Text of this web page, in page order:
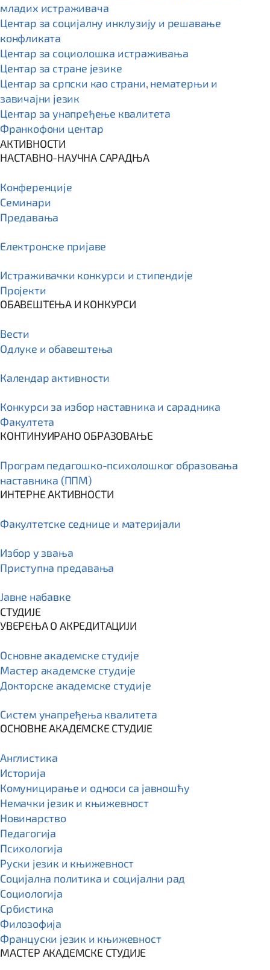
младих истраживача
Центар за социјалну инклузију и решавање
конфликата
Центар за социолошка истраживања
Центар за стране језике
Центар за српски као страни, нематерњи и
завичајни језик
Центар за унапређење квалитета
Франкофони центар
АКТИВНОСТИ
НАСТАВНО-НАУЧНА САРАДЊА
Конференције
Семинари
Предавања
Електронске пријаве
Истраживачки конкурси и стипендије
Пројекти
ОБАВЕШТЕЊА И КОНКУРСИ
Вести
Одлуке и обавештења
Календар активности
Конкурси за избор наставника и сарадника
Факултета
КОНТИНУИРАНО ОБРАЗОВАЊЕ
Програм пeдагошко-психолошког образовања
наставника (ППМ)
ИНТЕРНЕ АКТИВНОСТИ
Факултетске седнице и материјали
Избор у звања
Приступна предавања
Јавне набавке
СТУДИЈЕ
УВЕРЕЊА О АКРЕДИТАЦИЈИ
Основне академске студије
Мастер академске студије
Докторске академске студије
Систем унапређења квалитета
ОСНОВНЕ АКАДЕМСКЕ СТУДИЈЕ
Англистика
Историја
Комуницирање и односи са јавношћу
Немачки језик и књижевност
Новинарство
Педагогија
Психологија
Руски језик и књижевност
Социјална политика и социјални рад
Социологија
Србистика
Филозофија
Француски језик и књижевност
МАСТЕР АКАДЕМСКЕ СТУДИЈЕ